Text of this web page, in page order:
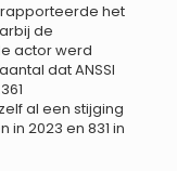
het
de
actor werd
dat ANSSI
al een stijging
in 2023 en 831 in